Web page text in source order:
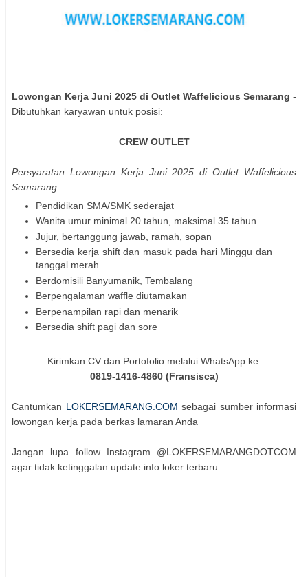
Lowongan Kerja Juni 2025 di Outlet Waffelicious Semarang -
Dibutuhkan karyawan untuk posisi:
CREW OUTLET
Persyaratan Lowongan Kerja Juni 2025 di Outlet Waffelicious
Semarang
Pendidikan SMA/SMK sederajat
Wanita umur minimal 20 tahun, maksimal 35 tahun
Jujur, bertanggung jawab, ramah, sopan
Bersedia kerja shift dan masuk pada hari Minggu dan
tanggal merah
Berdomisili Banyumanik, Tembalang
Berpengalaman waffle diutamakan
Berpenampilan rapi dan menarik
Bersedia shift pagi dan sore
Kirimkan CV dan Portofolio melalui WhatsApp ke:
0819-1416-4860 (Fransisca)
Cantumkan LOKERSEMARANG.COM sebagai sumber informasi
lowongan kerja pada berkas lamaran Anda
Jangan lupa follow Instagram @LOKERSEMARANGDOTCOM
agar tidak ketinggalan update info loker terbaru